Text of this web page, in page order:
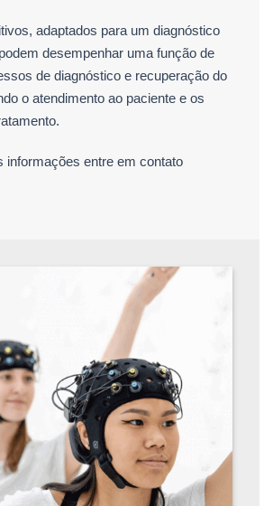
adaptados para um diagnóstico
desempenhar uma função de
de diagnóstico e recuperação do
o atendimento ao paciente e os
informações entre em contato